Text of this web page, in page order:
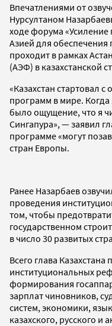
Впечатлениями от
Нурсултаном
ходе форума
Азией для обеспечения
проходит в рамках
(АЭФ) в казахстанской
«Казахстан стартовал
программ в мире. Когда
было ощущение, что я
Сингапура», — заявил
программе «могут
стран Европы.
Ранее Назарбаев
проведения
том, чтобы
государственном
в число 30 развитых
Всего глава
институциональных
формирования
зарплат чиновников,
систем, экономики,
казахского, русского и